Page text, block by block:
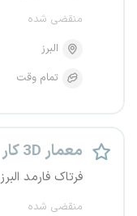
منقضی شده
البرز
تمام وقت
معمار 3D کار
فرتاک فارمد البرز
منقضی شده